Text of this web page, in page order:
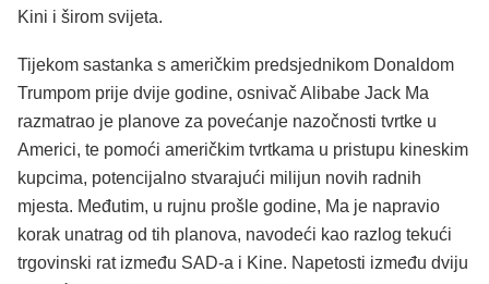
Kini i širom svijeta.
Tijekom sastanka s američkim predsjednikom Donaldom
Trumpom prije dvije godine, osnivač Alibabe Jack Ma
razmatrao je planove za povećanje nazočnosti tvrtke u
Americi, te pomoći američkim tvrtkama u pristupu kineskim
kupcima, potencijalno stvarajući milijun novih radnih
mjesta. Međutim, u rujnu prošle godine, Ma je napravio
korak unatrag od tih planova, navodeći kao razlog tekući
trgovinski rat između SAD-a i Kine. Napetosti između dviju